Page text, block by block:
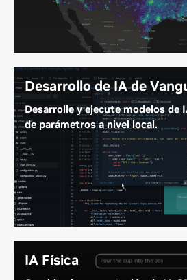
integrales de ciencia de datos.
Desarrollo de IA de
Desarrolle y ejecute modelos de
de parámetros a nivel local.
Con hasta 748 GB de memoria
petaFLOPS de computación FP4,
ofrece la memoria y el
ajustar y ejecutar modelos y
vanguardia en su escritorio.
IA Física